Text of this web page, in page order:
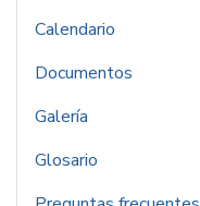
Calendario
Documentos
Galería
Glosario